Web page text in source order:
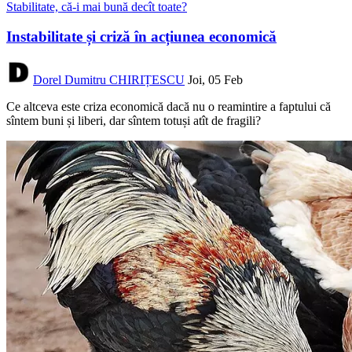
Stabilitate, că-i mai bună decît toate?
Instabilitate și criză în acțiunea economică
Dorel Dumitru CHIRIȚESCU Joi, 05 Feb
Ce altceva este criza economică dacă nu o reamintire a faptului că
sîntem buni și liberi, dar sîntem totuși atît de fragili?